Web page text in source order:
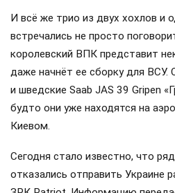
И всё же трио из двух хохлов и
встречались не просто
королевский ВПК представит
даже начнёт ее сборку для ВСУ.
и шведские Saab JAS 39 Gripen
будто они уже находятся на
Киевом.
Сегодня стало известно, что
отказались отправить Украине